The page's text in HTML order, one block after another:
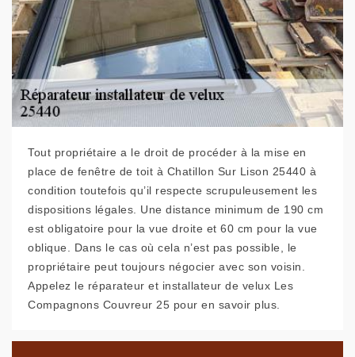
Tout propriétaire a le droit de procéder à la mise en
place de fenêtre de toit à Chatillon Sur Lison 25440 à
condition toutefois qu’il respecte scrupuleusement les
dispositions légales. Une distance minimum de 190 cm
est obligatoire pour la vue droite et 60 cm pour la vue
oblique. Dans le cas où cela n’est pas possible, le
propriétaire peut toujours négocier avec son voisin.
Appelez le réparateur et installateur de velux Les
Compagnons Couvreur 25 pour en savoir plus.